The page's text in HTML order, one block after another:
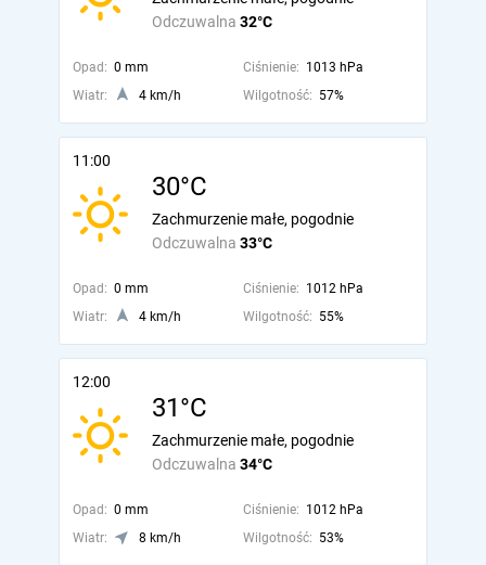
Odczuwalna 32°C
Opad: 0 mm Ciśnienie: 1013 hPa
Wiatr:
4 km/h Wilgotność: 57%
11:00
30°C
Odczuwalna 33°C
Zachmurzenie małe, pogodnie
Opad: 0 mm Ciśnienie: 1012 hPa
Wiatr:
4 km/h Wilgotność: 55%
12:00
31°C
Odczuwalna 34°C
Zachmurzenie małe, pogodnie
Opad: 0 mm Ciśnienie: 1012 hPa
Wiatr:
8 km/h Wilgotność: 53%